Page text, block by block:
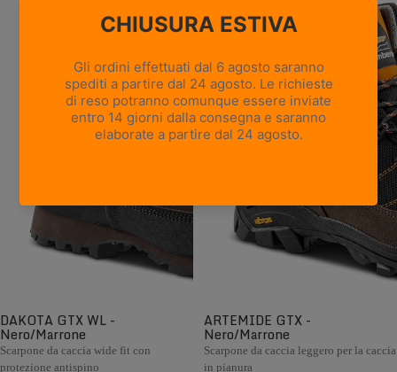
DAKOTA GTX WL -
Nero/Marrone
Scarpone da caccia wide fit con
protezione antispino
ARTEMIDE GTX -
Nero/Marrone
Scarpone da caccia leggero per la caccia
in pianura